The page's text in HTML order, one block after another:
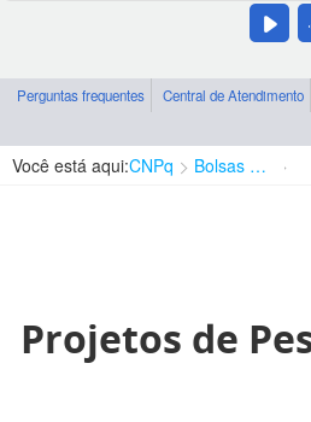
Perguntas frequentes Central de Atendimento
Você está aqui:CNPq Bolsas e Auxílios Vigentes
Projetos de